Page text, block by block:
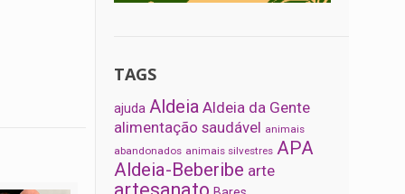
TAGS
ajuda Aldeia Aldeia da Gente
alimentação saudável animais
abandonados animais silvestres APA
Aldeia-Beberibe arte